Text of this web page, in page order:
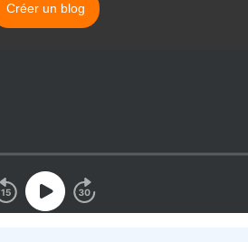
Créer un blog